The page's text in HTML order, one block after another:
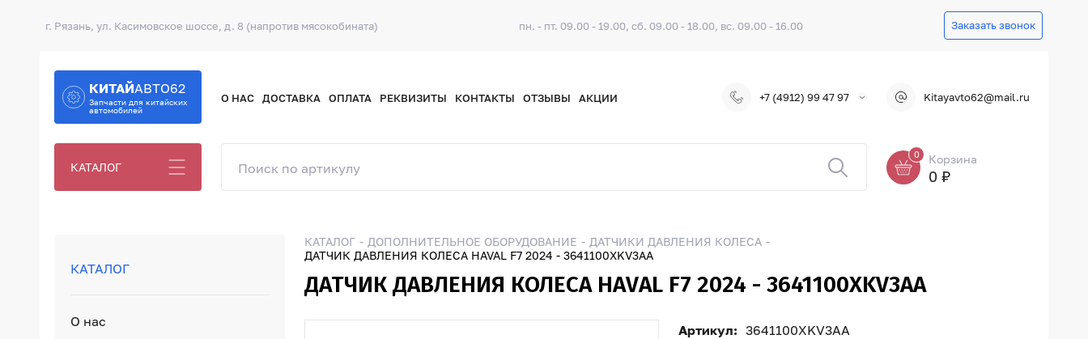
г. Рязань, ул. Касимовское шоссе, д. 8 (напротив мясокобината) пн. - пт. 09.00 - 19.00, сб. 09.00 - 18.00, вс. 09.00 - 16.00 Заказать звонок
КИТАЙАВТО62
Запчасти для китайских
автомобилей
О НАС ДОСТАВКА ОПЛАТА РЕКВИЗИТЫ КОНТАКТЫ ОТЗЫВЫ АКЦИИ +7 (4912) 99 47 97 Kitayavto62@mail.ru
КАТАЛОГ
0 Корзина
0 ₽
КАТАЛОГ
О нас
КАТАЛОГ ДОПОЛНИТЕЛЬНОЕ ОБОРУДОВАНИЕ
ДАТЧИКИ ДАВЛЕНИЯ КОЛЕСА
ДАТЧИК ДАВЛЕНИЯ КОЛЕСА HAVAL F7 2024 - 3641100XKV3AA
ДАТЧИК ДАВЛЕНИЯ КОЛЕСА HAVAL F7 2024 - 3641100XKV3AA
Артикул: 3641100XKV3AA